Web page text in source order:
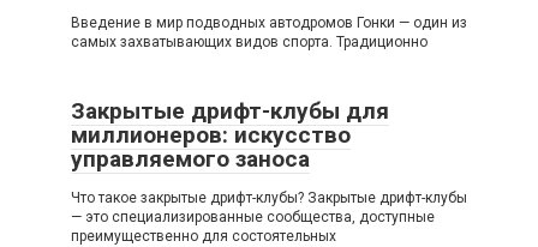
Введение в мир подводных автодромов Гонки — один из
самых захватывающих видов спорта. Традиционно
Закрытые дрифт-клубы для
миллионеров: искусство
управляемого заноса
Что такое закрытые дрифт-клубы? Закрытые дрифт-клубы
— это специализированные сообщества, доступные
преимущественно для состоятельных